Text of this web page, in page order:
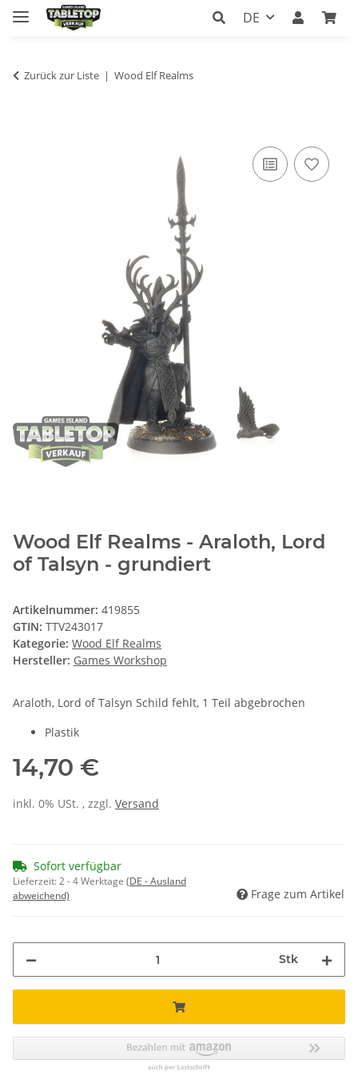
DE
Zurück zur Liste Wood Elf Realms
Wood Elf Realms - Araloth, Lord
of Talsyn - grundiert
Artikelnummer: 419855
GTIN: TTV243017
Kategorie: Wood Elf Realms
Hersteller: Games Workshop
Araloth, Lord of Talsyn Schild fehlt, 1 Teil abgebrochen
Plastik
14,70 €
inkl. 0% USt. , zzgl. Versand
Sofort verfügbar
Lieferzeit:2 - 4 Werktage (DE - Ausland
abweichend)
Frage zum Artikel
Stk